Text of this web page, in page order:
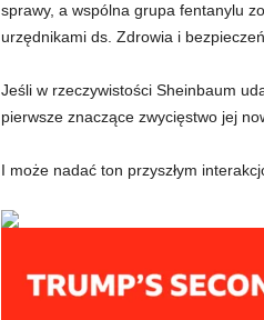
sprawy, a wspólna grupa fentanylu
urzędnikami ds. Zdrowia i
Jeśli w rzeczywistości Sheinbaum
pierwsze znaczące zwycięstwo jej
I może nadać ton przyszłym